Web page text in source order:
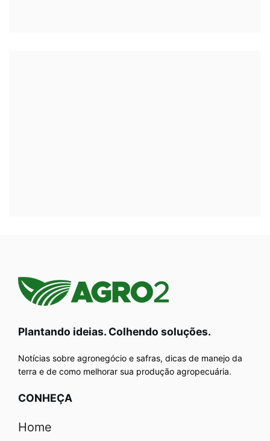
Plantando ideias. Colhendo soluções.
Notícias sobre agronegócio e safras, dicas de manejo da
terra e de como melhorar sua produção agropecuária.
CONHEÇA
Home